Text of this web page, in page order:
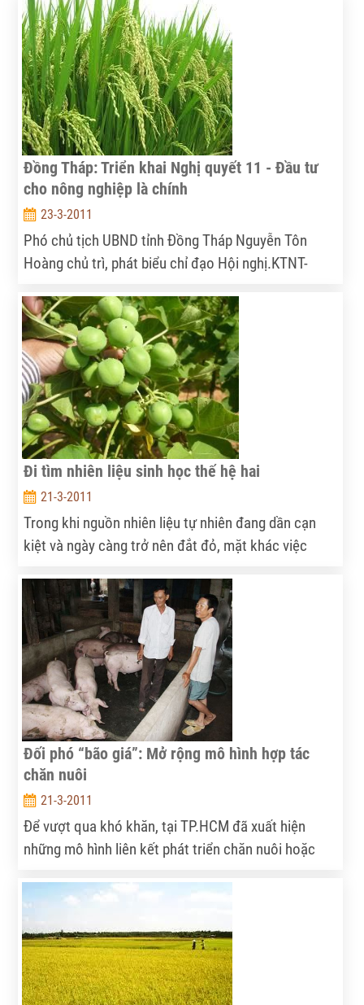
nhập cho người dân”. Những thuận lợi khó khăn
đang bộc lộ và đòi hỏi sự nỗ lực cao của toàn Đảng
bộ và các tầng lớp nhân dân trong xã để đề án xây
dựng nông thôn mới ở một xã vào loại nghèo của Hà
Tĩnh đạt được những mục tiêu đề ra.
Đồng Tháp: Triển khai Nghị quyết 11 - Đầu tư
cho nông nghiệp là chính
23-3-2011
Phó chủ tịch UBND tỉnh Đồng Tháp Nguyễn Tôn
Hoàng chủ trì, phát biểu chỉ đạo Hội nghị.KTNT-
của Chính Phủ về những giải pháp chủ yếu tập trung
kiềm chế lạm phát, ổn định kinh tế vĩ mô, bảo đảm
an sinh xã hội, UBND tỉnh Đồng Tháp đã tổ chức Hội
nghị triển khai thực hiện Nghị quyết trên.
Đi tìm nhiên liệu sinh học thế hệ hai
21-3-2011
Trong khi nguồn nhiên liệu tự nhiên đang dần cạn
kiệt và ngày càng trở nên đắt đỏ, mặt khác việc
ô nhiễm môi trường thì việc tìm các nguồn nguyên
liệu sinh học thân thiện với môi trường đang là vấn
đề bức thiết hiện nay.
Đối phó “bão giá”: Mở rộng mô hình hợp tác
chăn nuôi
21-3-2011
Để vượt qua khó khăn, tại TP.HCM đã xuất hiện
những mô hình liên kết phát triển chăn nuôi hoặc
rất khả quan.